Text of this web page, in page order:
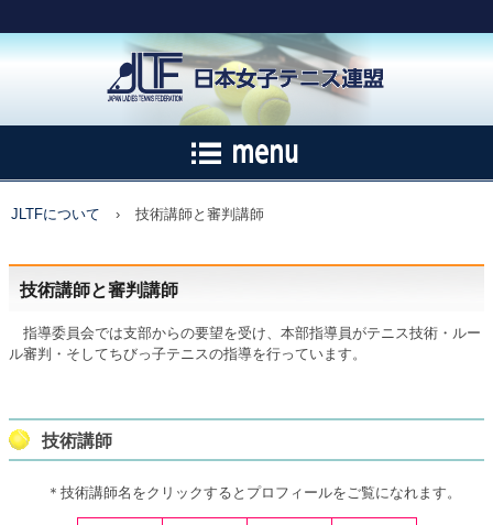
JLTFについて › 技術講師と審判講師
技術講師と審判講師
指導委員会では支部からの要望を受け、本部指導員がテニス技術・ルー
ル審判・そしてちびっ子テニスの指導を行っています。
技術講師
＊技術講師名をクリックするとプロフィールをご覧になれます。